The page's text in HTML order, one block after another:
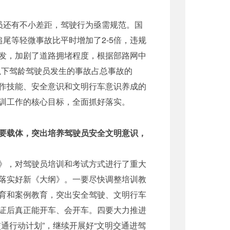
有不小差距，驾驶行为亟需规范。国
等轻微事故比平时增加了2-5倍，违规
，加剧了道路拥堵程度，根据部路网中
驾龄驾驶员发生的事故占总事故的
技能、安全意识和文明行车意识养成的
作的核心目标，全面抓好落实。
体，突出培养驾驶员安全文明意识，
，对驾驶员培训和考试方式进行了重大
实好新《大纲》。一要尽快调整培训教
和案例教育，突出安全驾驶、文明行车
后真正能开车、会开车。四要大力推进
行动计划”，继续开展好“文明交通进驾